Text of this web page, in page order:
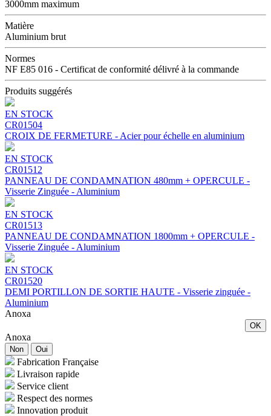
3000mm maximum
Matière
Aluminium brut
Normes
NF E85 016 - Certificat de conformité délivré à la commande
Produits suggérés
EN STOCK
CR01504
CROIX DE FERMETURE - Acier pour échelle en aluminium
EN STOCK
CR01512
PANNEAU DE CONDAMNATION 480mm + OPERCULE -
Visserie Zinguée - Aluminium
EN STOCK
CR01513
PANNEAU DE CONDAMNATION 1800mm + OPERCULE -
Visserie Zinguée - Aluminium
EN STOCK
CR01520
DEMI PORTILLON DE SORTIE HAUTE - Visserie zinguée -
Aluminium
Anoxa
OK
Anoxa
Non Oui
Fabrication Française
Livraison rapide
Service client
Respect des normes
Innovation produit